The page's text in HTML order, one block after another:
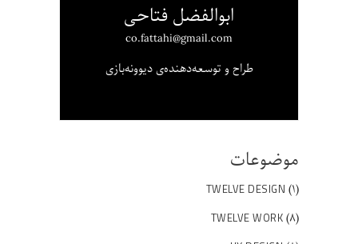
ابوالفضل فتاحی
co.fattahi@gmail.com
طراح و توسعه‌دهنده‌ی دیوونه‌بازی
موضوعات
TWELVE DESIGN (۱)
TWELVE WORK (۸)